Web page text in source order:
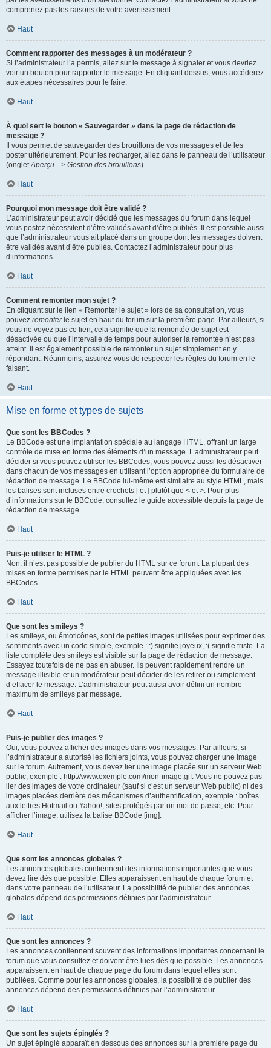
comprenez pas les raisons de votre avertissement.
Haut
Comment rapporter des messages à un modérateur ?
Si l’administrateur l’a permis, allez sur le message à signaler et vous devriez
voir un bouton pour rapporter le message. En cliquant dessus, vous accéderez
aux étapes nécessaires pour le faire.
Haut
À quoi sert le bouton « Sauvegarder » dans la page de rédaction de
message ?
Il vous permet de sauvegarder des brouillons de vos messages et de les
poster ultérieurement. Pour les recharger, allez dans le panneau de l’utilisateur
(ongletAperçu --> Gestion des brouillons).
Haut
Pourquoi mon message doit être validé ?
L’administrateur peut avoir décidé que les messages du forum dans lequel
vous postez nécessitent d’être validés avant d’être publiés. Il est possible aussi
que l’administrateur vous ait placé dans un groupe dont les messages doivent
être validés avant d’être publiés. Contactez l’administrateur pour plus
d’informations.
Haut
Comment remonter mon sujet ?
En cliquant sur le lien « Remonter le sujet » lors de sa consultation, vous
pouvez remonterle sujet en haut du forum sur la première page. Par ailleurs, si
vous ne voyez pas ce lien, cela signifie que la remontée de sujet est
désactivée ou que l’intervalle de temps pour autoriser la remontée n’est pas
atteint. Il est également possible de remonter un sujet simplement en y
répondant. Néanmoins, assurez-vous de respecter les règles du forum en le
faisant.
Haut
Mise en forme et types de sujets
Que sont les BBCodes ?
Le BBCode est une implantation spéciale au langage HTML, offrant un large
contrôle de mise en forme des éléments d’un message. L’administrateur peut
décider si vous pouvez utiliser les BBCodes, vous pouvez aussi les désactiver
dans chacun de vos messages en utilisant l’option appropriée du formulaire de
rédaction de message. Le BBCode lui-même est similaire au style HTML, mais
les balises sont incluses entre crochets [ et ] plutôt que < et >. Pour plus
d’informations sur le BBCode, consultez le guide accessible depuis la page de
rédaction de message.
Haut
Puis-je utiliser le HTML ?
Non, il n’est pas possible de publier du HTML sur ce forum. La plupart des
mises en forme permises par le HTML peuvent être appliquées avec les
BBCodes.
Haut
Que sont les smileys ?
Les smileys, ou émoticônes, sont de petites images utilisées pour exprimer des
sentiments avec un code simple, exemple : :) signifie joyeux, :( signifie triste. La
liste complète des smileys est visible sur la page de rédaction de message.
Essayez toutefois de ne pas en abuser. Ils peuvent rapidement rendre un
message illisible et un modérateur peut décider de les retirer ou simplement
d’effacer le message. L’administrateur peut aussi avoir défini un nombre
maximum de smileys par message.
Haut
Puis-je publier des images ?
Oui, vous pouvez afficher des images dans vos messages. Par ailleurs, si
l’administrateur a autorisé les fichiers joints, vous pouvez charger une image
sur le forum. Autrement, vous devez lier une image placée sur un serveur Web
public, exemple : http://www.exemple.com/mon-image.gif. Vous ne pouvez pas
lier des images de votre ordinateur (sauf si c’est un serveur Web public) ni des
images placées derrière des mécanismes d’authentification, exemple : boîtes
aux lettres Hotmail ou Yahoo!, sites protégés par un mot de passe, etc. Pour
afficher l’image, utilisez la balise BBCode [img].
Haut
Que sont les annonces globales ?
Les annonces globales contiennent des informations importantes que vous
devez lire dès que possible. Elles apparaissent en haut de chaque forum et
dans votre panneau de l’utilisateur. La possibilité de publier des annonces
globales dépend des permissions définies par l’administrateur.
Haut
Que sont les annonces ?
Les annonces contiennent souvent des informations importantes concernant le
forum que vous consultez et doivent être lues dès que possible. Les annonces
apparaissent en haut de chaque page du forum dans lequel elles sont
publiées. Comme pour les annonces globales, la possibilité de publier des
annonces dépend des permissions définies par l’administrateur.
Haut
Que sont les sujets épinglés ?
Un sujet épinglé apparaît en dessous des annonces sur la première page du